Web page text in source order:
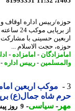
رییس اداره اوقاف و
از برپایی موکب 24
حسینی با مشارکت سه
حجت الاسلام ...
-امامزاده- اداره
-رییس اداره -
موکب اربعین
شاه جمال(ع) برپا
-سیاسی-